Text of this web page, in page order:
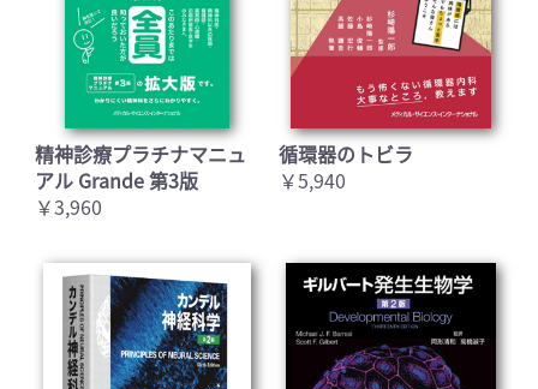
精神診療プラチナマニュ
アル Grande 第3版
￥3,960
循環器のトビラ
￥5,940